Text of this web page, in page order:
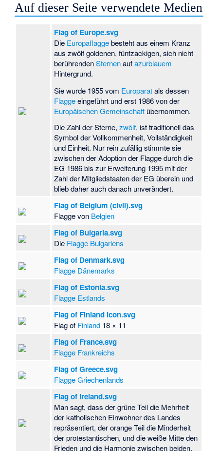
Auf dieser Seite verwendete Medien
Flag of Europe.svg
Die Europaflaggebesteht aus einem Kranz
aus zwölf goldenen, fünfzackigen, sich nicht
berührendenSternenaufazurblauem
Hintergrund.
Sie wurde 1955 vom Europaratals dessen
Flaggeeingeführt und erst 1986 von der
Europäischen Gemeinschaft übernommen.
Die Zahl der Sterne,zwölf, ist traditionell das
Symbol der Vollkommenheit, Vollständigkeit
und Einheit. Nur rein zufällig stimmte sie
zwischen der Adoption der Flagge durch die
EG 1986 bis zur Erweiterung 1995 mit der
Zahl der Mitgliedstaaten der EG überein und
blieb daher auch danach unverändert.
Flag of Belgium (civil).svg
Flagge von Belgien
Flag of Bulgaria.svg
Die Flagge Bulgariens
Flag of Denmark.svg
Flagge Dänemarks
Flag of Estonia.svg
Flagge Estlands
Flag of Finland icon.svg
Flag of Finland 18 × 11
Flag of France.svg
Flagge Frankreichs
Flag of Greece.svg
Flagge Griechenlands
Flag of Ireland.svg
Man sagt, dass der grüne Teil die Mehrheit
der katholischen Einwohner des Landes
repräsentiert, der orange Teil die Minderheit
der protestantischen, und die weiße Mitte den
Frieden und die Harmonie zwischen beiden.